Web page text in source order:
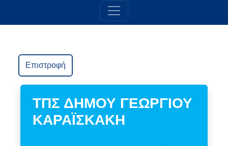
Επιστροφή
ΤΠΣ ΔΗΜΟΥ ΓΕΩΡΓΙΟΥ
ΚΑΡΑΪΣΚΑΚΗ